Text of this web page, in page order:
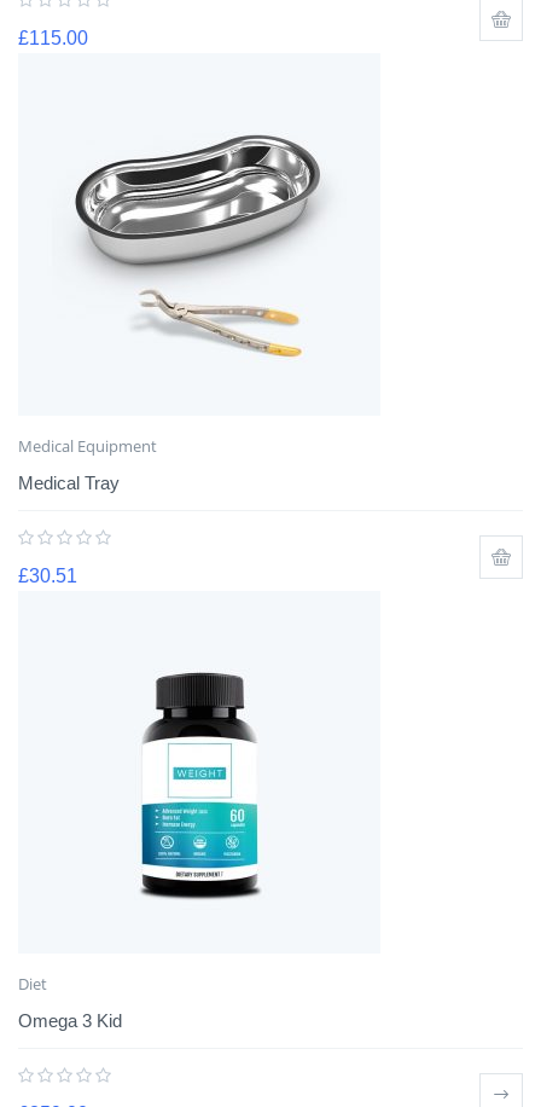
£115.00
Medical Equipment
Medical Tray
£30.51
Diet
Omega 3 Kid